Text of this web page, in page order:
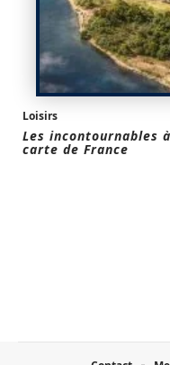
Loisirs
Les incontournables
carte de France